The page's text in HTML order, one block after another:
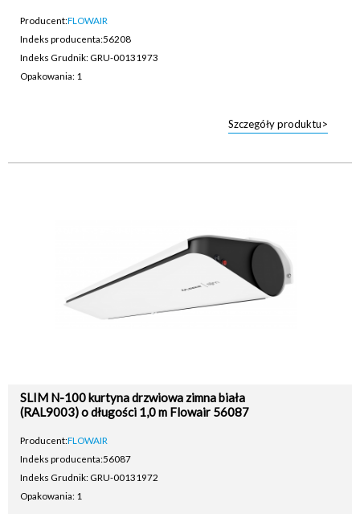
Producent:FLOWAIR
Indeks producenta:56208
Indeks Grudnik: GRU-00131973
Opakowania: 1
Szczegóły produktu>
SLIM N-100 kurtyna drzwiowa zimna biała
(RAL9003) o długości 1,0 m Flowair 56087
Producent:FLOWAIR
Indeks producenta:56087
Indeks Grudnik: GRU-00131972
Opakowania: 1